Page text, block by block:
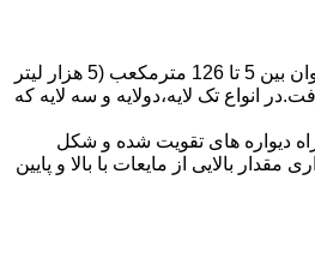
حجم مخزن پلی اتیلن را میتوان بین 5 تا 126 مترمکعب (5 هزار لیتر
گرفت.در انواع تک لایه،دولایه و سه لایه که
دیواره های تقویت شده و شکل
مقدار بالایی از مایعات با بالا و پایین